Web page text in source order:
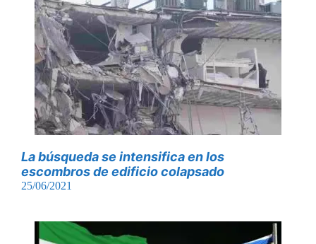
La búsqueda se intensifica en los
escombros de edificio colapsado
25/06/2021